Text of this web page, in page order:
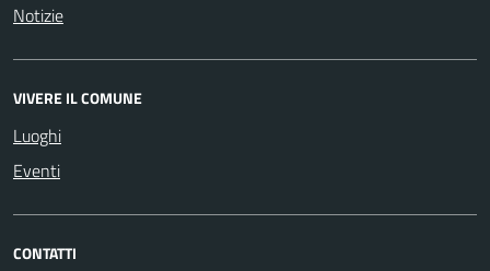
Notizie
VIVERE IL COMUNE
Luoghi
Eventi
CONTATTI